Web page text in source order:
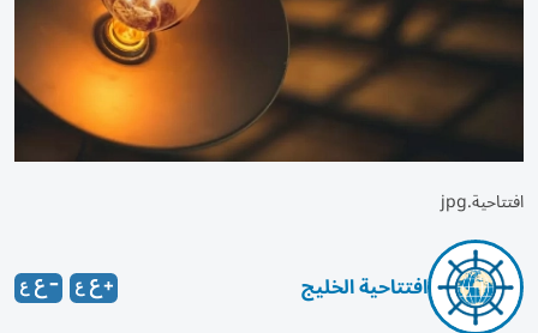
افتتاحية.jpg
افتتاحية الخليج